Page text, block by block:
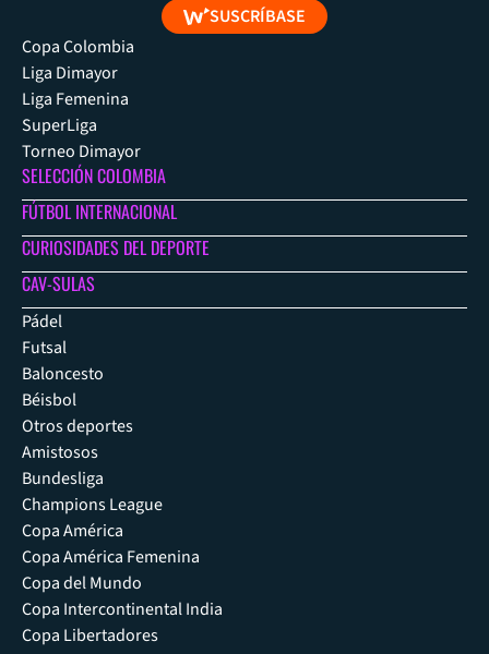
SUSCRÍBASE
Copa Colombia
Liga Dimayor
Liga Femenina
SuperLiga
Torneo Dimayor
SELECCIÓN COLOMBIA
FÚTBOL INTERNACIONAL
CURIOSIDADES DEL DEPORTE
CAV-SULAS
Pádel
Futsal
Baloncesto
Béisbol
Otros deportes
Amistosos
Bundesliga
Champions League
Copa América
Copa América Femenina
Copa del Mundo
Copa Intercontinental India
Copa Libertadores